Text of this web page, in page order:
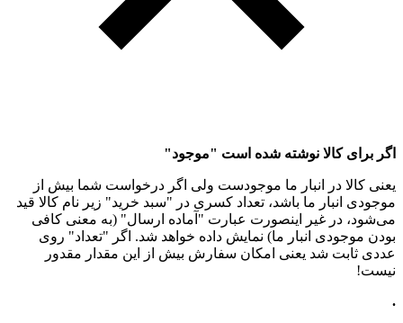
اگر برای کالا نوشته شده است "موجود"
یعنی کالا در انبار ما موجودست ولی اگر درخواست شما بیش از
موجودی انبار ما باشد، تعداد کسری در "سبد خرید" زیر نام کالا قید
می‌شود، در غیر اینصورت عبارت "آماده ارسال" (به معنی کافی
بودن موجودی انبار ما) نمایش داده خواهد شد. اگر "تعداد" روی
عددی ثابت شد یعنی امکان سفارش بیش از این مقدار مقدور
نیست!
.